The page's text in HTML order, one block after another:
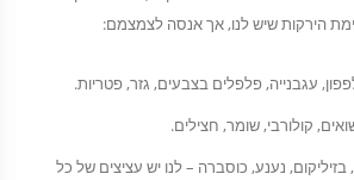
הירקות שיש לנו, אך אנסה לצמצמם:
עגבנייה, פלפלים בצבעים, גזר, פטריות.
קולורבי, שומר, חצילים.
בזיליקום, נענע, כוסברה – לנו יש עציצים של כל